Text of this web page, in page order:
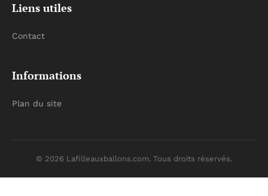
Liens utiles
Contact
Informations
Plan du site
© 2026 Lafilleauxballons.com. Tous droits réservés.